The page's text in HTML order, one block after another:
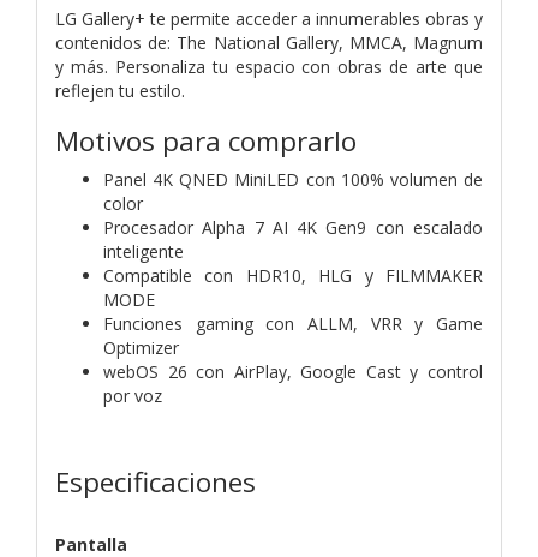
LG Gallery+ te permite acceder a innumerables obras y
contenidos de: The National Gallery, MMCA, Magnum
y más. Personaliza tu espacio con obras de arte que
reflejen tu estilo.
Motivos para comprarlo
Panel 4K QNED MiniLED con 100% volumen de
color
Procesador Alpha 7 AI 4K Gen9 con escalado
inteligente
Compatible con HDR10, HLG y FILMMAKER
MODE
Funciones gaming con ALLM, VRR y Game
Optimizer
webOS 26 con AirPlay, Google Cast y control
por voz
Especificaciones
Pantalla